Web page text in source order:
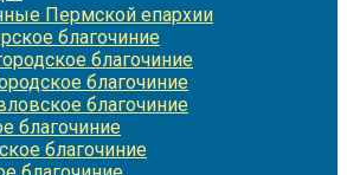
Пермской епархии
благочиние
благочиние
благочиние
благочиние
благочиние
благочиние